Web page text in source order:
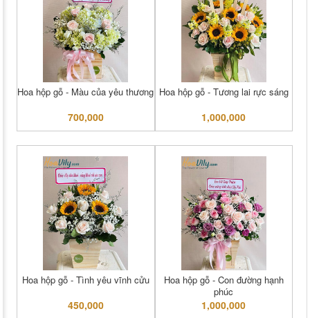
Hoa hộp gỗ - Màu của yêu thương
700,000
Hoa hộp gỗ - Tương lai rực sáng
1,000,000
Hoa hộp gỗ - Tình yêu vĩnh cửu
450,000
Hoa hộp gỗ - Con đường hạnh
phúc
1,000,000